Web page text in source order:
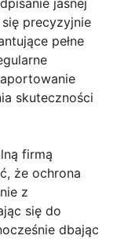
precyzyjnie
pełne
skuteczności
firmą
że ochrona
z
się do
dbając